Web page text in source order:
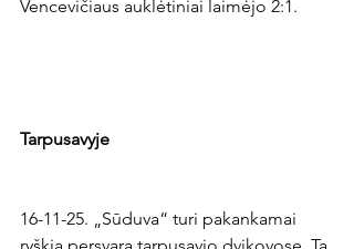
Vencevičiaus auklėtiniai laimėjo 2:1.
Tarpusavyje
16-11-25. „Sūduva“ turi pakankamai